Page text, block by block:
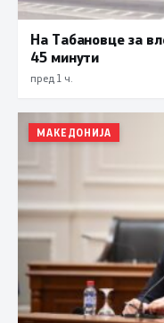
На Табановце за
45 минути
пред 1 ч.
МАКЕДОНИЈА